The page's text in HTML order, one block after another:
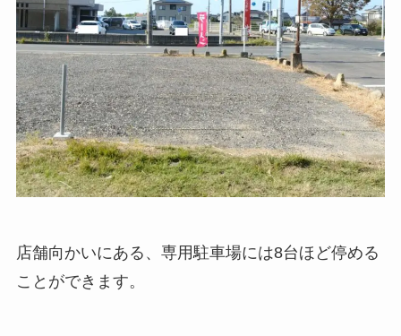
店舗向かいにある、専用駐車場には8台ほど停める
ことができます。